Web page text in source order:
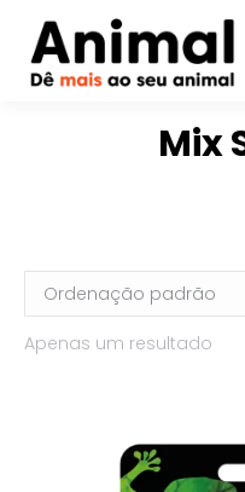
Mix
Apenas um resultado